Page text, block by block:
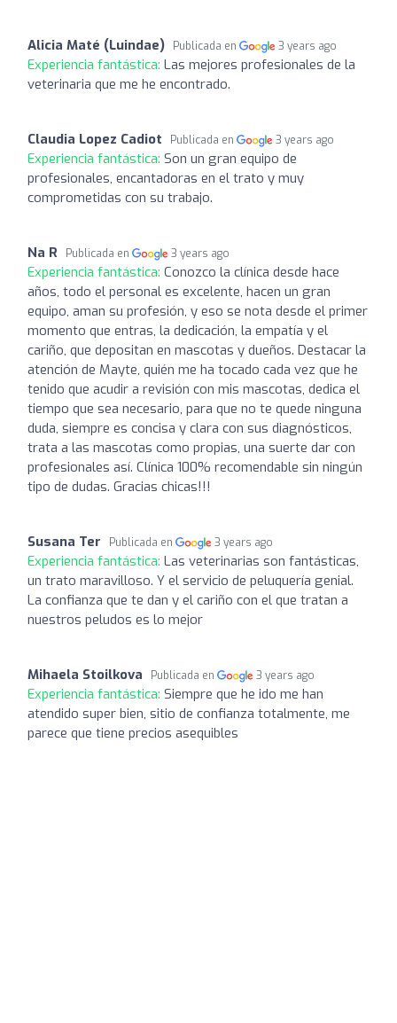
Alicia Maté (Luindae) Publicada en 3 years ago
Experiencia fantástica: Las mejores profesionales de la
veterinaria que me he encontrado.
Claudia Lopez Cadiot Publicada en 3 years ago
Experiencia fantástica: Son un gran equipo de
profesionales, encantadoras en el trato y muy
comprometidas con su trabajo.
Na R Publicada en 3 years ago
Experiencia fantástica: Conozco la clínica desde hace
años, todo el personal es excelente, hacen un gran
equipo, aman su profesión, y eso se nota desde el primer
momento que entras, la dedicación, la empatía y el
cariño, que depositan en mascotas y dueños. Destacar la
atención de Mayte, quién me ha tocado cada vez que he
tenido que acudir a revisión con mis mascotas, dedica el
tiempo que sea necesario, para que no te quede ninguna
duda, siempre es concisa y clara con sus diagnósticos,
trata a las mascotas como propias, una suerte dar con
profesionales así. Clínica 100% recomendable sin ningún
tipo de dudas. Gracias chicas!!!
Susana Ter Publicada en 3 years ago
Experiencia fantástica: Las veterinarias son fantásticas,
un trato maravilloso. Y el servicio de peluquería genial.
La confianza que te dan y el cariño con el que tratan a
nuestros peludos es lo mejor
Mihaela Stoilkova Publicada en 3 years ago
Experiencia fantástica: Siempre que he ido me han
atendido super bien, sitio de confianza totalmente, me
parece que tiene precios asequibles